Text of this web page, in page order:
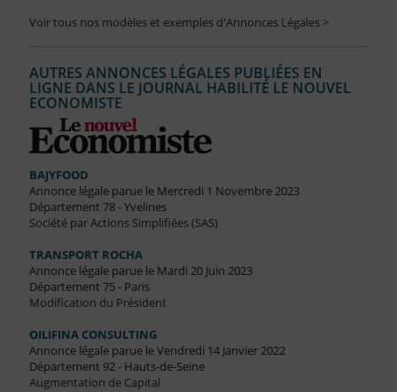
Voir tous nos modèles et exemples d'Annonces Légales >
AUTRES ANNONCES LÉGALES PUBLIÉES EN
LIGNE DANS LE JOURNAL HABILITÉ LE NOUVEL
ECONOMISTE
BAJYFOOD
Annonce légale parue le Mercredi 1 Novembre 2023
Département 78 - Yvelines
Société par Actions Simplifiées (SAS)
TRANSPORT ROCHA
Annonce légale parue le Mardi 20 Juin 2023
Département 75 - Paris
Modification du Président
OILIFINA CONSULTING
Annonce légale parue le Vendredi 14 Janvier 2022
Département 92 - Hauts-de-Seine
Augmentation de Capital